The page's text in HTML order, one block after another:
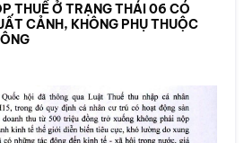
THUẾ Ở TRẠNG THÁI 06 CÓ
CẢNH, KHÔNG PHỤ THUỘC